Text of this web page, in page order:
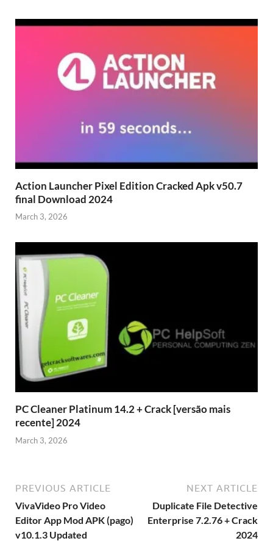
Action Launcher Pixel Edition Cracked Apk v50.7
final Download 2024
March 3, 2026
PC Cleaner Platinum 14.2 + Crack [versão mais
recente] 2024
March 3, 2026
PREVIOUS ARTICLE
VivaVideo Pro Video
Editor App Mod APK (pago)
v10.1.3 Updated
NEXT ARTICLE
Duplicate File Detective
Enterprise 7.2.76 + Crack
2024